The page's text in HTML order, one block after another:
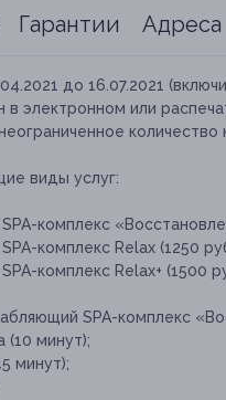
Гарантии Адреса
до 16.07.2021
электронном или
количество
виды услуг:
комплекс
комплекс Relax (1250
комплекс Relax+ (1500
SPA-комплекс
(10 минут);
минут);